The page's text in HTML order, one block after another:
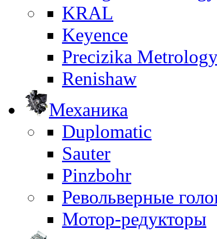
KRAL
Keyence
Precizika
Renishaw
Механика
Duplomatic
Sauter
Pinzbohr
Револьверные
Мотор-редукторы